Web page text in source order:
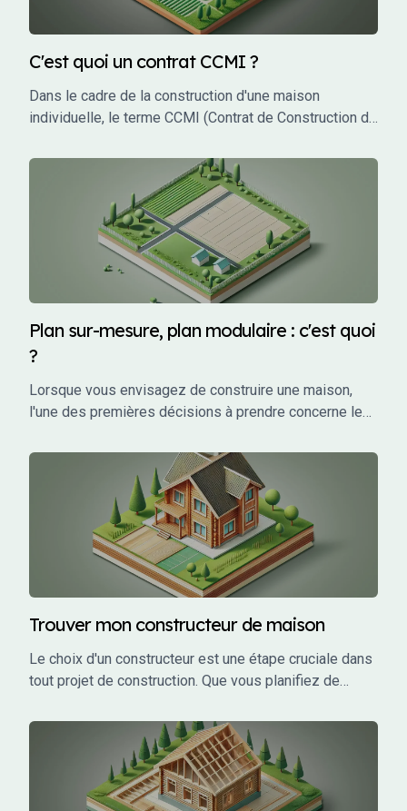
C'est quoi un contrat CCMI ?
Dans le cadre de la construction d'une maison
individuelle, le terme CCMI (Contrat de Construction de
contrat encadre les relations entre le futur propriétaire
et le constructeur, garantissant une protection juridique
et financière tout au long du projet. Mais qu'est-ce que
le CCMI exactement, et pourquoi est-il si crucial pour
les particuliers qui souhaitent faire construire leur
maison ? Cet article vous explique en détail ce qu'est
un CCMI, ses avantages, et les éléments qu'il doit
Plan sur-mesure, plan modulaire : c'est quoi
?
Lorsque vous envisagez de construire une maison,
l'une des premières décisions à prendre concerne le
parler de plans sur-mesure et de plans modulaires,
mais qu'est-ce que cela signifie exactement ?
Trouver mon constructeur de maison
Le choix d'un constructeur est une étape cruciale dans
tout projet de construction. Que vous planifiez de
commercial, ou un investissement locatif, le bon
constructeur peut faire la différence entre un projet
réussi et un cauchemar.